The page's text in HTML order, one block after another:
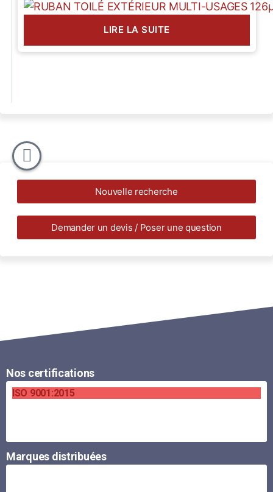
LIRE LA SUITE
Nouvelle recherche
Demander un devis / Poser une question
Nos certifications
ISO 9001:2015
Marques distribuées